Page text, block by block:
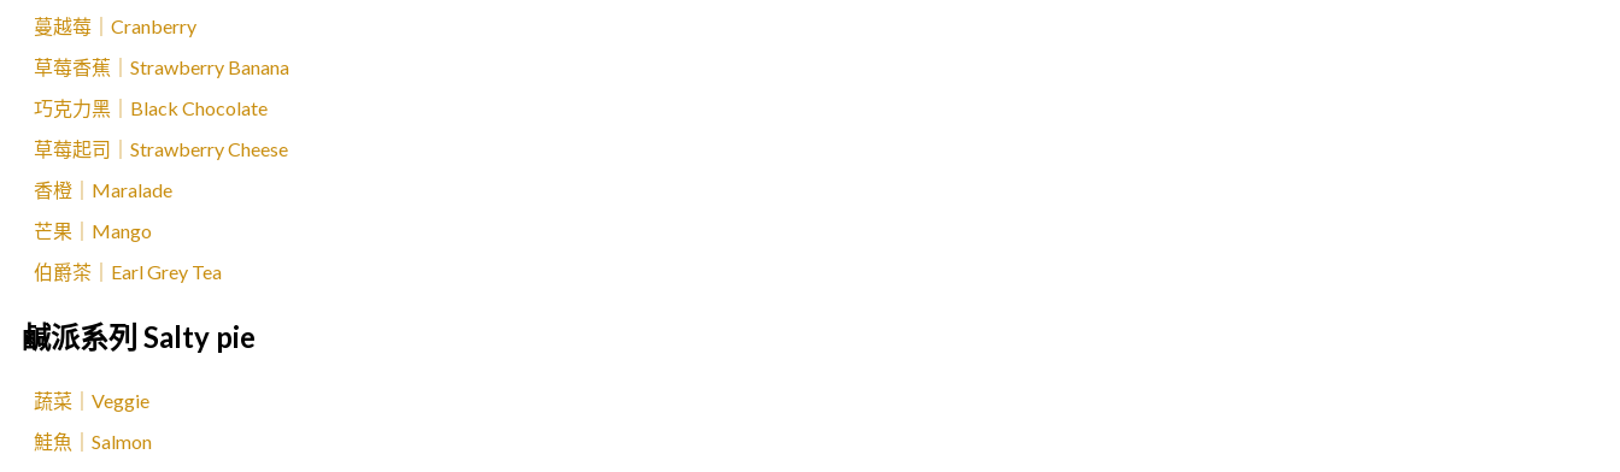
蔓越莓｜Cranberry
草莓香蕉｜Strawberry Banana
巧克力黑｜Black Chocolate
草莓起司｜Strawberry Cheese
香橙｜Maralade
芒果｜Mango
伯爵茶｜Earl Grey Tea
鹹派系列 Salty pie
蔬菜｜Veggie
鮭魚｜Salmon